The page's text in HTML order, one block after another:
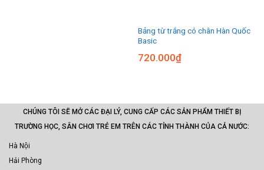
Bảng từ trắng có chân Hàn Quốc
Basic
720.000₫
CHÚNG TÔI SẼ MỞ CÁC ĐẠI LÝ, CUNG CẤP CÁC SẢN PHẨM THIẾT BỊ
TRƯỜNG HỌC, SÂN CHƠI TRẺ EM TRÊN CÁC TỈNH THÀNH CỦA CẢ NƯỚC:
Hà Nội
Hải Phòng